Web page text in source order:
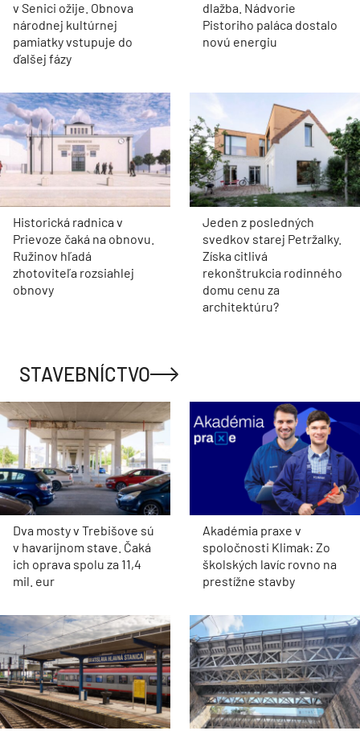
v Senici ožije. Obnova
národnej kultúrnej
pamiatky vstupuje do
ďalšej fázy
dlažba. Nádvorie
Pistoriho paláca dostalo
novú energiu
Historická radnica v
Prievoze čaká na obnovu.
Ružinov hľadá
zhotoviteľa rozsiahlej
obnovy
Jeden z posledných
svedkov starej Petržalky.
Získa citlivá
rekonštrukcia rodinného
domu cenu za
architektúru?
STAVEBNÍCTVO
Dva mosty v Trebišove sú
v havarijnom stave. Čaká
ich oprava spolu za 11,4
mil. eur
Akadémia praxe v
spoločnosti Klimak: Zo
školských lavíc rovno na
prestížne stavby